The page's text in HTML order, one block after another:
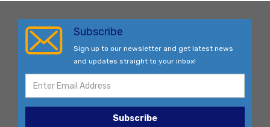
Subscribe
Sign up to our newsletter and get latest news
and updates straight to your inbox!
Subscribe